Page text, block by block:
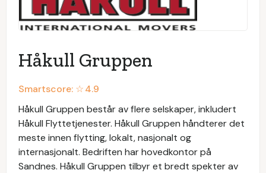
Håkull Gruppen
Smartscore: ☆4.9
Håkull Gruppen består av flere selskaper, inkludert
Håkull Flyttetjenester. Håkull Gruppen håndterer det
meste innen flytting, lokalt, nasjonalt og
internasjonalt. Bedriften har hovedkontor på
Sandnes. Håkull Gruppen tilbyr et bredt spekter av